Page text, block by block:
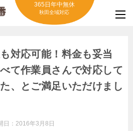
365日年中無休
秋田全域対応
対応可能！料金も妥当
て作業員さんで対応して
、とご満足いただけまし
日： 2016年3月8日